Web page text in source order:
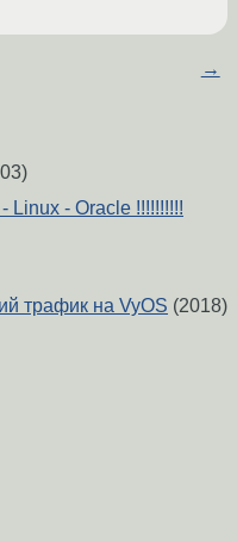
→
Linux - Oracle !!!!!!!!!!
трафик на VyOS (2018)